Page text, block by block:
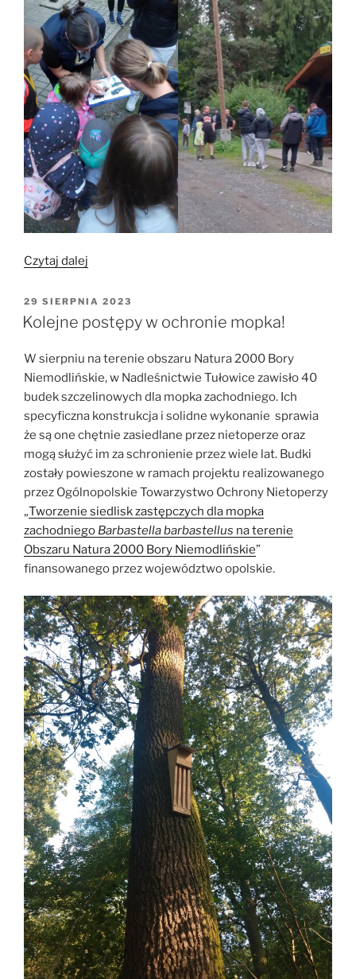
Czytaj dalej
w
Lipnie”
OPUBLIKOWANE
W
29 SIERPNIA 2023
Kolejne postępy w ochronie mopka!
W sierpniu na terenie obszaru Natura 2000 Bory
Niemodlińskie, w Nadleśnictwie Tułowice zawisło 40
budek szczelinowych dla mopka zachodniego. Ich
specyficzna konstrukcja i solidne wykonanie sprawia
że są one chętnie zasiedlane przez nietoperze oraz
mogą służyć im za schronienie przez wiele lat. Budki
zostały powieszone w ramach projektu realizowanego
przez Ogólnopolskie Towarzystwo Ochrony Nietoperzy
„Tworzenie siedlisk zastępczych dla mopka
zachodniego Barbastella barbastellus na terenie
Obszaru Natura 2000 Bory Niemodlińskie”
finansowanego przez województwo opolskie.